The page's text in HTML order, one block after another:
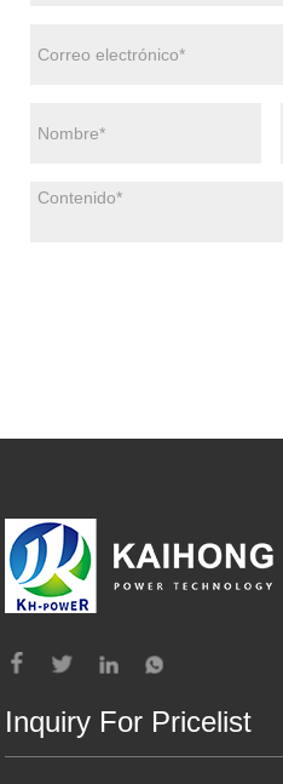
Inquiry For Pricelist